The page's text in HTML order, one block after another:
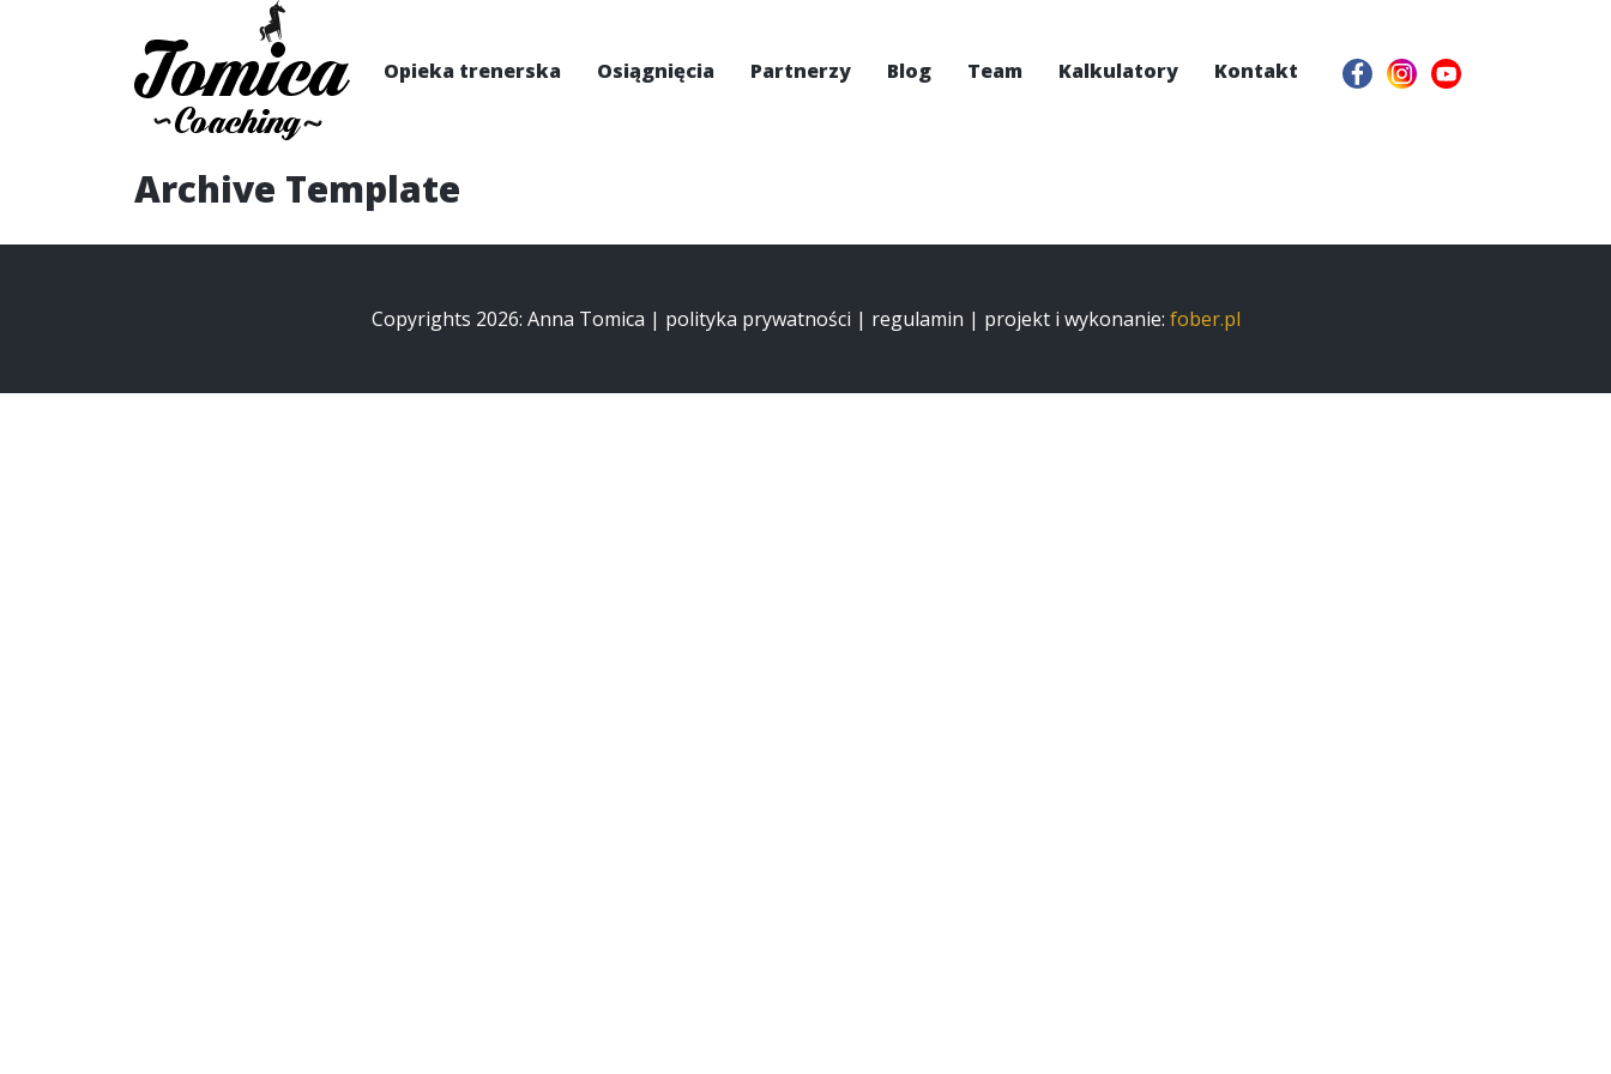
Opieka trenerska Osiągnięcia Partnerzy Blog Team Kalkulatory Kontakt
Archive Template
Copyrights 2026: Anna Tomica | polityka prywatności | regulamin | projekt i wykonanie: fober.pl